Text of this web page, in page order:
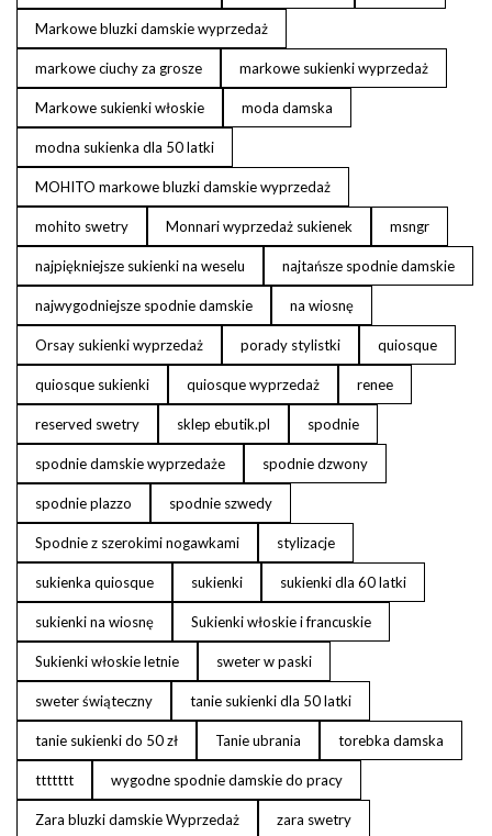
Markowe bluzki damskie wyprzedaż
markowe ciuchy za grosze markowe sukienki wyprzedaż
Markowe sukienki włoskie moda damska
modna sukienka dla 50 latki
MOHITO markowe bluzki damskie wyprzedaż
mohito swetry Monnari wyprzedaż sukienek msngr
najpiękniejsze sukienki na weselu najtańsze spodnie damskie
najwygodniejsze spodnie damskie na wiosnę
Orsay sukienki wyprzedaż porady stylistki quiosque
quiosque sukienki quiosque wyprzedaż renee
reserved swetry sklep ebutik.pl spodnie
spodnie damskie wyprzedaże spodnie dzwony
spodnie plazzo spodnie szwedy
Spodnie z szerokimi nogawkami stylizacje
sukienka quiosque sukienki sukienki dla 60 latki
sukienki na wiosnę Sukienki włoskie i francuskie
Sukienki włoskie letnie sweter w paski
sweter świąteczny tanie sukienki dla 50 latki
tanie sukienki do 50 zł Tanie ubrania torebka damska
ttttttt wygodne spodnie damskie do pracy
Zara bluzki damskie Wyprzedaż zara swetry